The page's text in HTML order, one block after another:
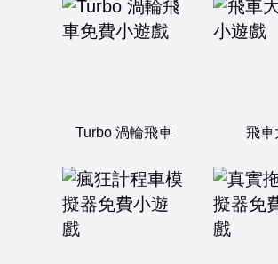
Turbo 渦輪飛車 飛車